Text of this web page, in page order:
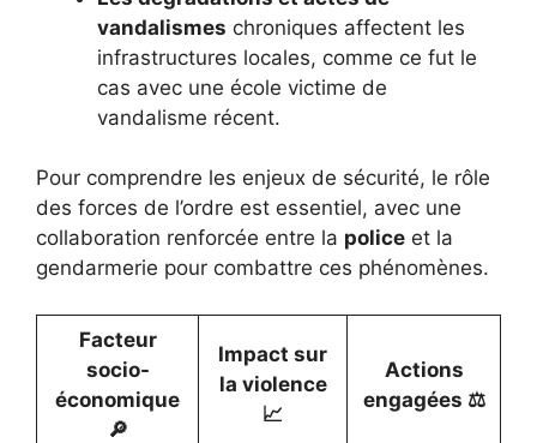
vandalismes chroniques affectent les
infrastructures locales, comme ce fut le
cas avec une école victime de
vandalisme récent.
Pour comprendre les enjeux de sécurité, le rôle
des forces de l’ordre est essentiel, avec une
collaboration renforcée entre la police et la
gendarmerie pour combattre ces phénomènes.
Facteur
socio-
économique
🔎
Impact sur
la violence
📈
Actions
engagées ⚖️